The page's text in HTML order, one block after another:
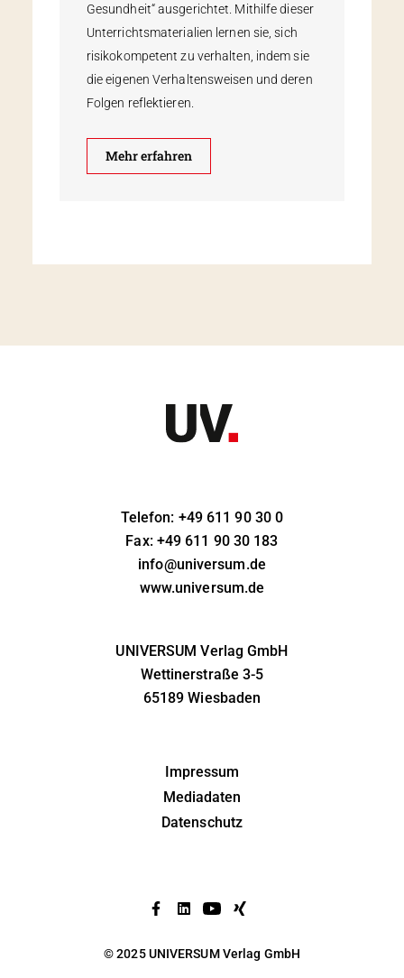
Gesundheit“ ausgerichtet. Mithilfe dieser
Unterrichtsmaterialien lernen sie, sich
risikokompetent zu verhalten, indem sie
die eigenen Verhaltensweisen und deren
Folgen reflektieren.
Mehr erfahren
Telefon: +49 611 90 30 0
Fax: +49 611 90 30 183
info@universum.de
www.universum.de
UNIVERSUM Verlag GmbH
Wettinerstraße 3-5
65189 Wiesbaden
Impressum
Mediadaten
Datenschutz
© 2025UNIVERSUMVerlag GmbH